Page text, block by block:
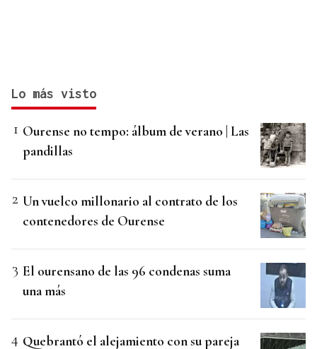
Lo más visto
Ourense no tempo: álbum de verano | Las
pandillas
Un vuelco millonario al contrato de los
contenedores de Ourense
El ourensano de las 96 condenas suma
una más
Quebrantó el alejamiento con su pareja